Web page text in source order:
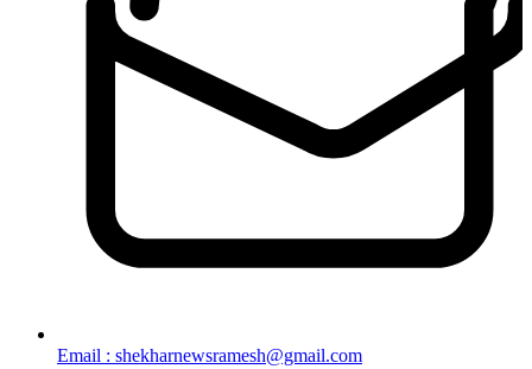
Email : shekharnewsramesh@gmail.com